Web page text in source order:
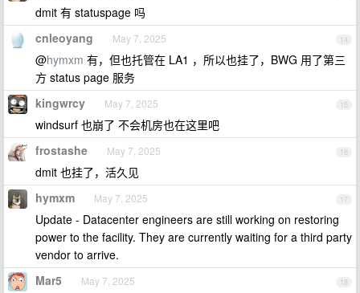
dmit 有 statuspage 吗
14
cnleoyang May 7, 2025
@hymxm 有，但也托管在 LA1 ，所以也挂了，BWG 用了第三
方 status page 服务
15
kingwrcy May 7, 2025
windsurf 也崩了 不会机房也在这里吧
16
frostashe May 7, 2025
dmit 也挂了，活久见
17
hymxm May 7, 2025
Update - Datacenter engineers are still working on restoring
power to the facility. They are currently waiting for a third party
vendor to arrive.
18
Mar5 May 7, 2025